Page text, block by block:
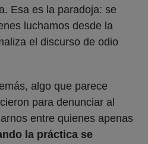
Esa es la paradoja: se
luchamos desde la
el discurso de odio
algo que parece
para denunciar al
entre quienes apenas
la práctica se